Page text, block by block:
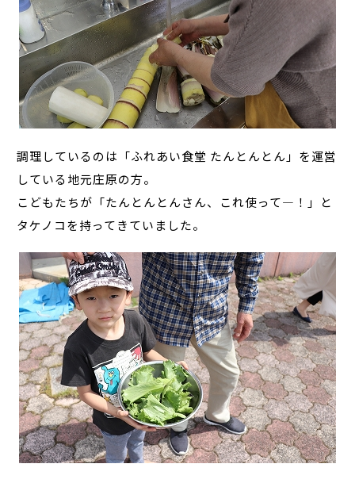
調理しているのは「ふれあい食堂 たんとんとん」を運営
している地元庄原の方。
こどもたちが「たんとんとんさん、これ使って―！」と
タケノコを持ってきていました。